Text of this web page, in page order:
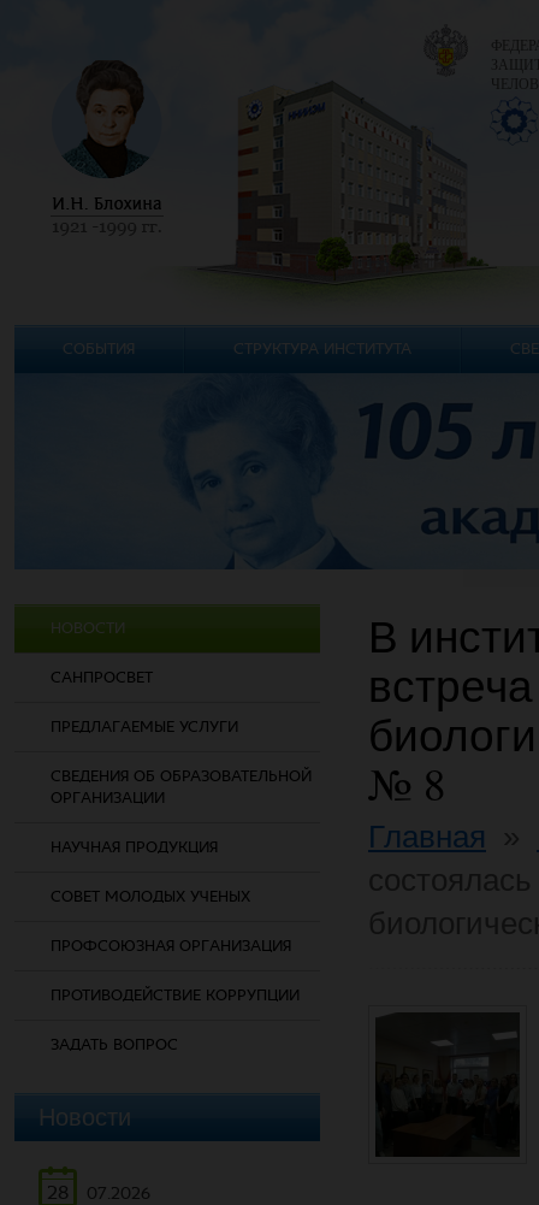
НОВОСТИ
САНПРОСВЕТ
ПРЕДЛАГАЕМЫЕ УСЛУГИ
СВЕДЕНИЯ ОБ ОБРАЗОВАТЕЛЬНОЙ
ОРГАНИЗАЦИИ
НАУЧНАЯ ПРОДУКЦИЯ
СОВЕТ МОЛОДЫХ УЧЕНЫХ
ПРОФСОЮЗНАЯ ОРГАНИЗАЦИЯ
ПРОТИВОДЕЙСТВИЕ КОРРУПЦИИ
ЗАДАТЬ ВОПРОС
Новости
28
07.2026
В
№ 8
Главная
СОБЫТИЯ СТРУКТУРА ИНСТИТУТА